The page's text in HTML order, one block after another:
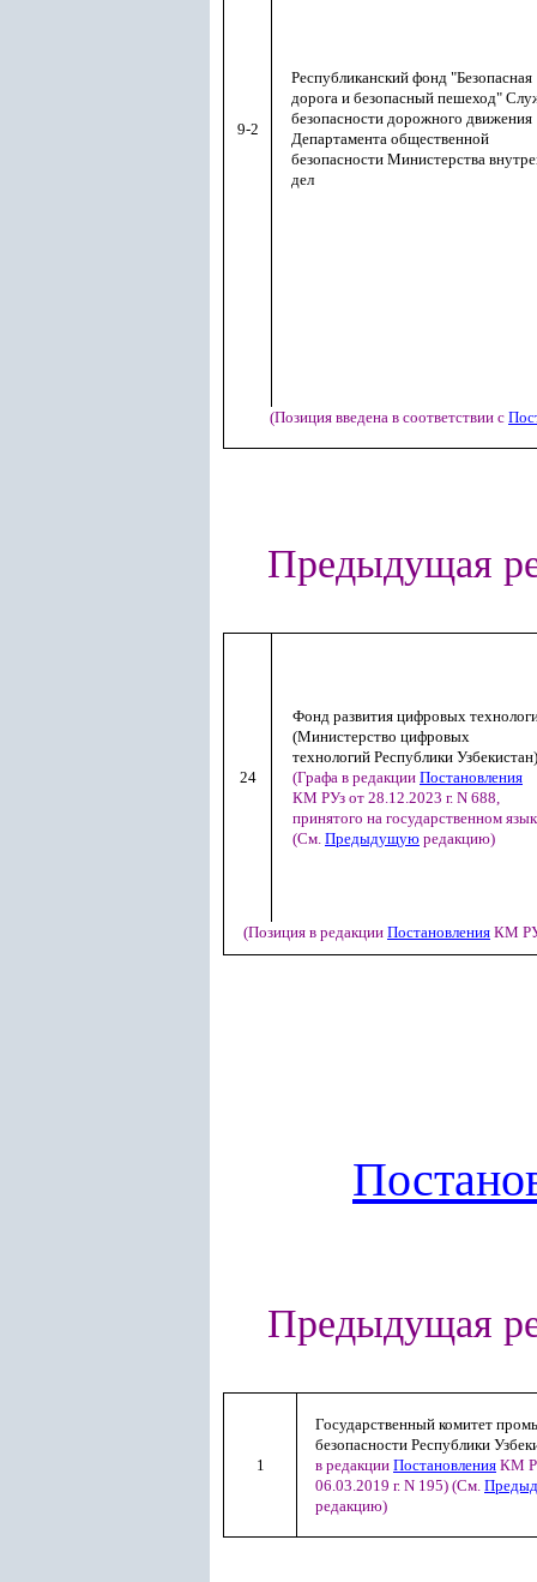
9-2
Республиканский фонд "Безопасная
дорога и безопасный пешеход"
безопасности дорожного движения
Департамента общественной
безопасности Министерства
дел
(Позиция введена в соответствии с
Предыдущая
24
Фонд развития цифровых
(Министерство цифровых
технологий Республики Узбекистан)
(Графа в редакции Постановления
КМ РУз от 28.12.2023 г. N 688,
принятого на государственном
(См. Предыдущую редакцию)
(Позиция в редакции Постановления КМ
Предыдущая
1
Государственный комитет
безопасности Республики
в редакции Постановления КМ
06.03.2019 г. N 195) (См.
редакцию)